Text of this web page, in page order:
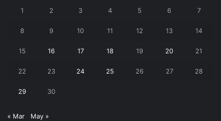
1 2 3 4 5 6 7
8 9 10 11 12 13 14
15 16 17 18 19 20 21
22 23 24 25 26 27 28
29 30
« Mar May »